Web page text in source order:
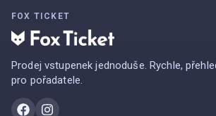
FOX TICKET
Prodej vstupenek jednoduše. Rychle,
pro pořadatele.